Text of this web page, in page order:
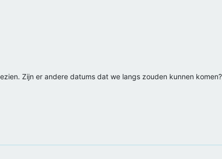
Zijn er andere datums dat we langs zouden kunnen